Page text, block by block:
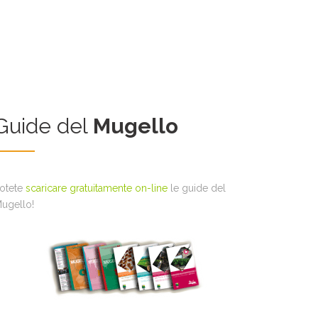
del Mugello
scaricare gratuitamente on-line le guide del